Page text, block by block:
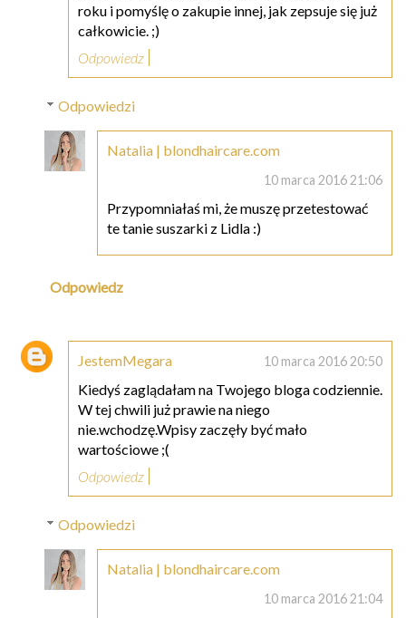
roku i pomyślę o zakupie innej, jak zepsuje się już
całkowicie. ;)
Odpowiedz
Odpowiedzi
Natalia | blondhaircare.com
10 marca 2016 21:06
Przypomniałaś mi, że muszę przetestować
te tanie suszarki z Lidla :)
Odpowiedz
JestemMegara 10 marca 2016 20:50
Kiedyś zaglądałam na Twojego bloga codziennie.
W tej chwili już prawie na niego
nie.wchodzę.Wpisy zaczęły być mało
wartościowe ;(
Odpowiedz
Odpowiedzi
Natalia | blondhaircare.com
10 marca 2016 21:04